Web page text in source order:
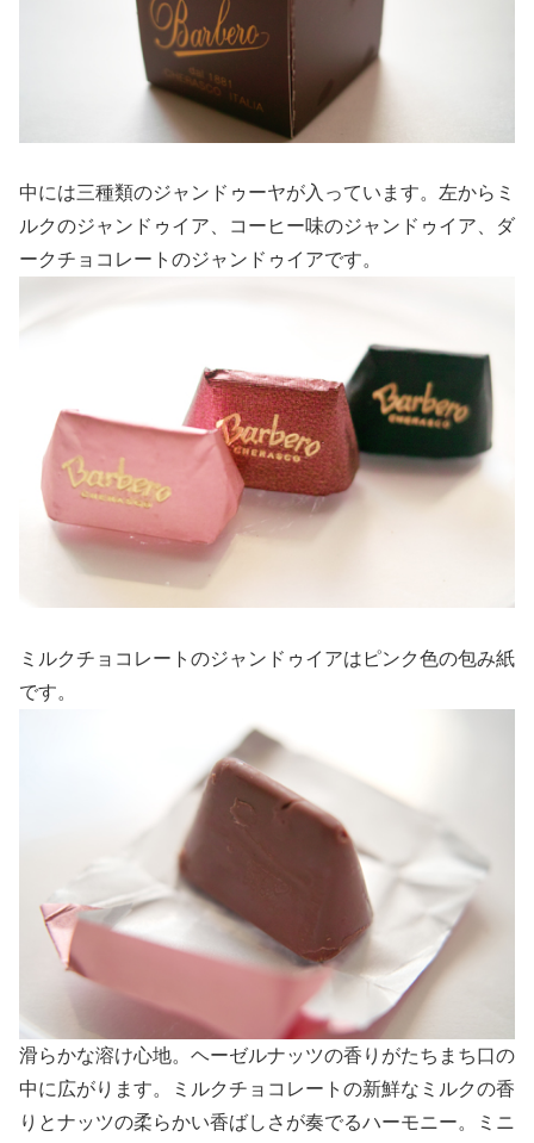
中には三種類のジャンドゥーヤが入っています。左からミ
ルクのジャンドゥイア、コーヒー味のジャンドゥイア、ダ
ークチョコレートのジャンドゥイアです。
ミルクチョコレートのジャンドゥイアはピンク色の包み紙
です。
滑らかな溶け心地。ヘーゼルナッツの香りがたちまち口の
中に広がります。ミルクチョコレートの新鮮なミルクの香
りとナッツの柔らかい香ばしさが奏でるハーモニー。ミニ